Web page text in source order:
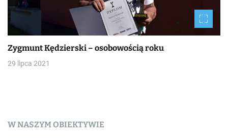
Zygmunt Kędzierski – osobowością roku
29 lipca 2021
W NASZYM OBIEKTYWIE